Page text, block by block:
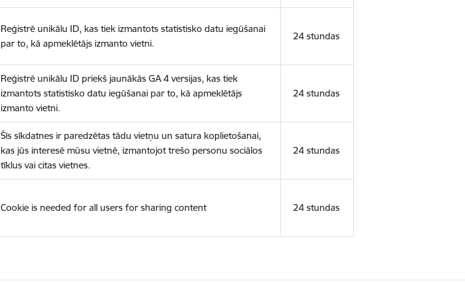
Reģistrē unikālu ID, kas tiek izmantots statistisko datu iegūšanai
par to, kā apmeklētājs izmanto vietni.
24 stundas
Reģistrē unikālu ID priekš jaunākās GA 4 versijas, kas tiek
izmantots statistisko datu iegūšanai par to, kā apmeklētājs
izmanto vietni.
24 stundas
Šīs sīkdatnes ir paredzētas tādu vietņu un satura koplietošanai,
kas jūs interesē mūsu vietnē, izmantojot trešo personu sociālos
tīklus vai citas vietnes.
24 stundas
Cookie is needed for all users for sharing content 24 stundas